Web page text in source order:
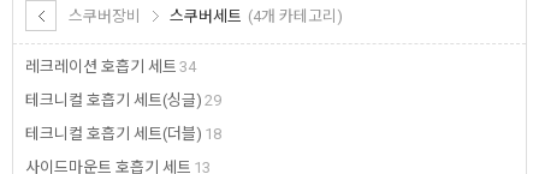
스쿠버장비 스쿠버세트 (4개 카테고리)
레크레이션 호흡기 세트 34
테크니컬 호흡기 세트(싱글) 29
테크니컬 호흡기 세트(더블) 18
사이드마운트 호흡기 세트 13